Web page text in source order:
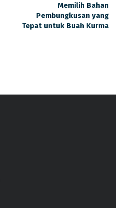
Memilih Bahan
Pembungkusan yang
Tepat untuk Buah Kurma